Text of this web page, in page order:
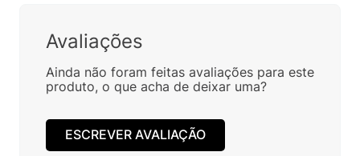
Avaliações
Ainda não foram feitas avaliações para este
produto, o que acha de deixar uma?
ESCREVER AVALIAÇÃO